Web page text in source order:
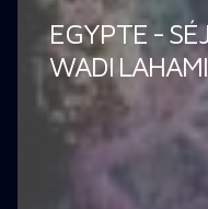
EGYPTE -
WADI LAHAMI